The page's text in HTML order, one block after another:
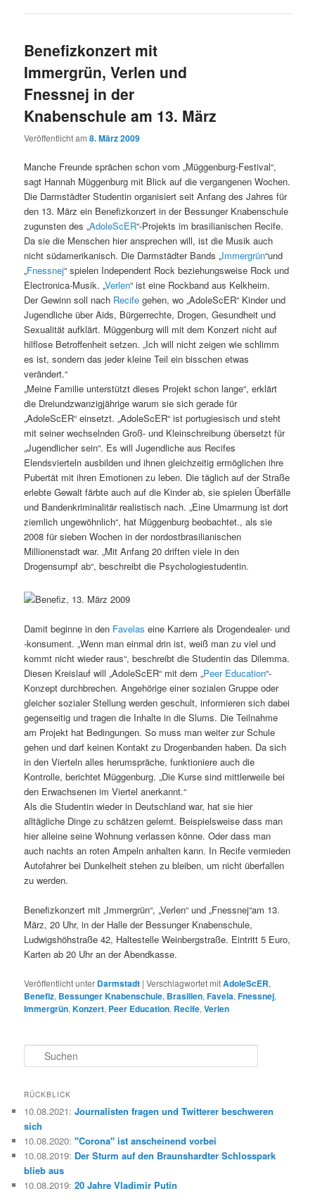
Benefizkonzert mit
Immergrün, Verlen und
Fnessnej in der
Knabenschule am 13. März
Veröffentlicht am8. März 2009
Manche Freunde sprächen schon vom „Müggenburg-Festival“,
sagt Hannah Müggenburg mit Blick auf die vergangenen Wochen.
Die Darmstädter Studentin organisiert seit Anfang des Jahres für
den 13. März ein Benefizkonzert in der Bessunger Knabenschule
zugunsten des „AdoleScER“-Projekts im brasilianischen Recife.
Da sie die Menschen hier ansprechen will, ist die Musik auch
nicht südamerikanisch. Die Darmstädter Bands „Immergrün“und
„Fnessnej“ spielen Independent Rock beziehungsweise Rock und
Electronica-Musik. „Verlen“ ist eine Rockband aus Kelkheim.
Der Gewinn soll nach Recife gehen, wo „AdoleScER“ Kinder und
Jugendliche über Aids, Bürgerrechte, Drogen, Gesundheit und
Sexualität aufklärt. Müggenburg will mit dem Konzert nicht auf
hilflose Betroffenheit setzen. „Ich will nicht zeigen wie schlimm
es ist, sondern das jeder kleine Teil ein bisschen etwas
verändert.“
„Meine Familie unterstützt dieses Projekt schon lange“, erklärt
die Dreiundzwanzigjährige warum sie sich gerade für
„AdoleScER“ einsetzt. „AdoleScER“ ist portugiesisch und steht
mit seiner wechselnden Groß- und Kleinschreibung übersetzt für
„Jugendlicher sein“. Es will Jugendliche aus Recifes
Elendsvierteln ausbilden und ihnen gleichzeitig ermöglichen ihre
Pubertät mit ihren Emotionen zu leben. Die täglich auf der Straße
erlebte Gewalt färbte auch auf die Kinder ab, sie spielen Überfälle
und Bandenkriminalitär realistisch nach. „Eine Umarmung ist dort
ziemlich ungewöhnlich“, hat Müggenburg beobachtet., als sie
2008 für sieben Wochen in der nordostbrasilianischen
Millionenstadt war. „Mit Anfang 20 driften viele in den
Drogensumpf ab“, beschreibt die Psychologiestudentin.
Damit beginne in den Favelas eine Karriere als Drogendealer- und
-konsument. „Wenn man einmal drin ist, weiß man zu viel und
kommt nicht wieder raus“, beschreibt die Studentin das Dilemma.
Diesen Kreislauf will „AdoleScER“ mit dem „Peer Education“-
Konzept durchbrechen. Angehörige einer sozialen Gruppe oder
gleicher sozialer Stellung werden geschult, informieren sich dabei
gegenseitig und tragen die Inhalte in die Slums. Die Teilnahme
am Projekt hat Bedingungen. So muss man weiter zur Schule
gehen und darf keinen Kontakt zu Drogenbanden haben. Da sich
in den Vierteln alles herumspräche, funktioniere auch die
Kontrolle, berichtet Müggenburg. „Die Kurse sind mittlerweile bei
den Erwachsenen im Viertel anerkannt.“
Als die Studentin wieder in Deutschland war, hat sie hier
alltägliche Dinge zu schätzen gelernt. Beispielsweise dass man
hier alleine seine Wohnung verlassen könne. Oder dass man
auch nachts an roten Ampeln anhalten kann. In Recife vermieden
Autofahrer bei Dunkelheit stehen zu bleiben, um nicht überfallen
zu werden.
Benefizkonzert mit „Immergrün“, „Verlen“ und „Fnessnej“am 13.
März, 20 Uhr, in der Halle der Bessunger Knabenschule,
Ludwigshöhstraße 42, Haltestelle Weinbergstraße. Eintritt 5 Euro,
Karten ab 20 Uhr an der Abendkasse.
Veröffentlicht unter Darmstadt |Verschlagwortet mitAdoleScER,
Benefiz, Bessunger Knabenschule, Brasilien,Favela,Fnessnej,
Immergrün,Konzert, Peer Education, Recife,Verlen
u
h
n
RÜCKBLICK
10.08.2021:Journalisten fragen und Twitterer beschweren
sich
10.08.2020:"Corona" ist anscheinend vorbei
10.08.2019: Der Sturm auf den Braunshardter Schlosspark
blieb aus
10.08.2019:20 Jahre Vladimir Putin